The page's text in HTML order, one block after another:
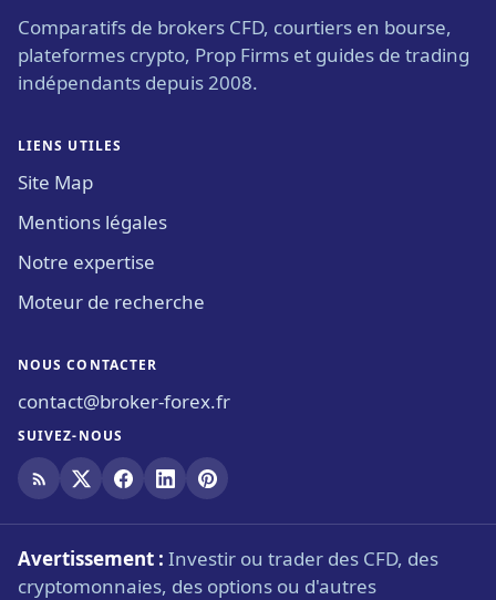
Comparatifs de brokers CFD, courtiers en bourse,
plateformes crypto, Prop Firms et guides de trading
indépendants depuis 2008.
LIENS UTILES
Site Map
Mentions légales
Notre expertise
Moteur de recherche
NOUS CONTACTER
contact@broker-forex.fr
SUIVEZ-NOUS
Avertissement : Investir ou trader des CFD, des
cryptomonnaies, des options ou d'autres